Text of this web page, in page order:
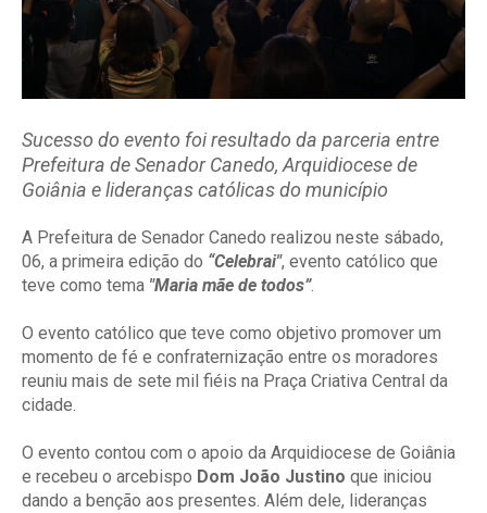
Sucesso do evento foi resultado da parceria entre
Prefeitura de Senador Canedo, Arquidiocese de
Goiânia e lideranças católicas do município
A Prefeitura de Senador Canedo realizou neste sábado,
06, a primeira edição do “Celebrai", evento católico que
teve como tema "Maria mãe de todos”.
O evento católico que teve como objetivo promover um
momento de fé e confraternização entre os moradores
reuniu mais de sete mil fiéis na Praça Criativa Central da
cidade.
O evento contou com o apoio da Arquidiocese de Goiânia
e recebeu o arcebispo Dom João Justino que iniciou
dando a benção aos presentes. Além dele, lideranças